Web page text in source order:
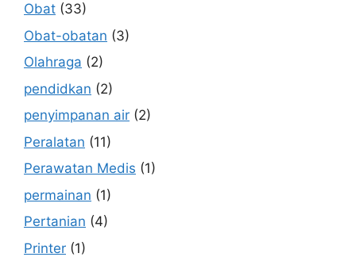
Obat (33)
Obat-obatan (3)
Olahraga (2)
pendidkan (2)
penyimpanan air (2)
Peralatan (11)
Perawatan Medis (1)
permainan (1)
Pertanian (4)
Printer (1)